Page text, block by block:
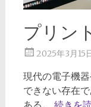
プリン
2025年3月15
現代の電子機
できない存在
ある。 続きを